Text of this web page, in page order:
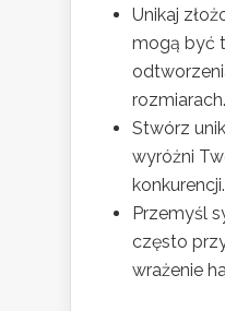
Unikaj
mogą być
rozmiarach.
Stwórz
wyróżni
konkurencji.
Przemyśl
często
wrażenie